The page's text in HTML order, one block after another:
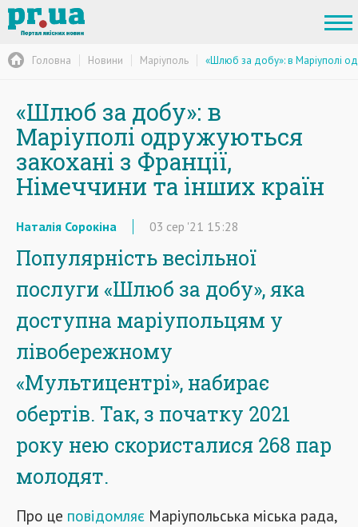
Головна Новини Маріуполь «Шлюб за добу»: в Маріуполі
«Шлюб за добу»: в
Маріуполі одружуються
закохані з Франції,
Німеччини та інших країн
Наталія Сорокіна 03 сер '21 15:28
Популярність весільної
послуги «Шлюб за добу», яка
доступна маріупольцям у
лівобережному
«Мультицентрі», набирає
обертів. Так, з початку 2021
року нею скористалися 268 пар
молодят.
Про це повідомляє Маріупольська міська рада,